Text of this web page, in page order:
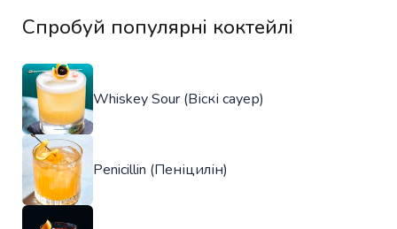
Спробуй популярні коктейлі
Whiskey Sour (Віскі сауер)
Penicillin (Пеніцилін)